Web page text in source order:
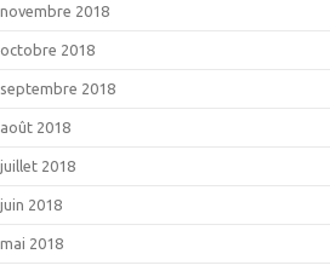
novembre 2018
octobre 2018
septembre 2018
août 2018
juillet 2018
juin 2018
mai 2018